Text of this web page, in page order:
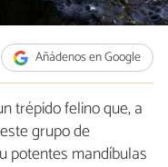
Añádenos en Google
trépido felino que, a
grupo de
potentes mandíbulas